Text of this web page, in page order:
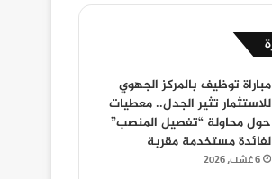
مباراة توظيف بالمركز الجهوي
للاستثمار تثير الجدل.. معطيات
حول محاولة “تفصيل المنصب”
لفائدة مستخدمة مقربة
6 غشت، 2026